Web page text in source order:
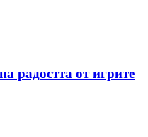
радостта от игрите